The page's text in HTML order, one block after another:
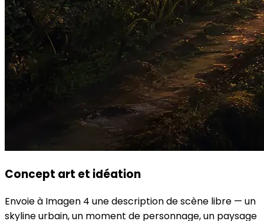
Concept art et idéation
Envoie à Imagen 4 une description de scène libre — un
skyline urbain, un moment de personnage, un paysage